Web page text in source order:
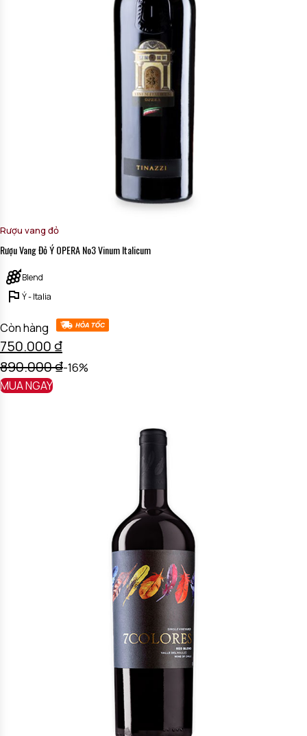
Rượu vang đỏ
Rượu Vang Đỏ Ý OPERA No3 Vinum Italicum
Blend
Ý - Italia
Còn hàng
750.000₫
890.000₫-16%
MUA NGAY